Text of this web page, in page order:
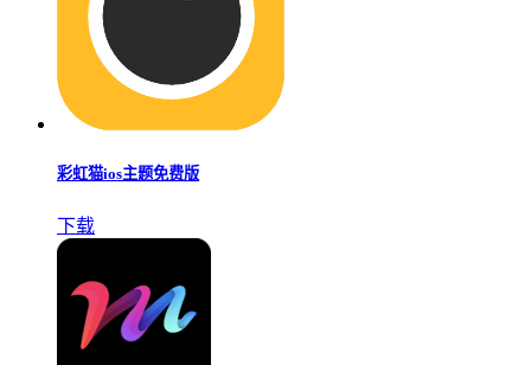
彩虹猫ios主题免费版
下载